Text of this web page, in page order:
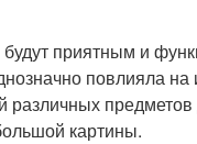
приятным и
повлияла на
картины.